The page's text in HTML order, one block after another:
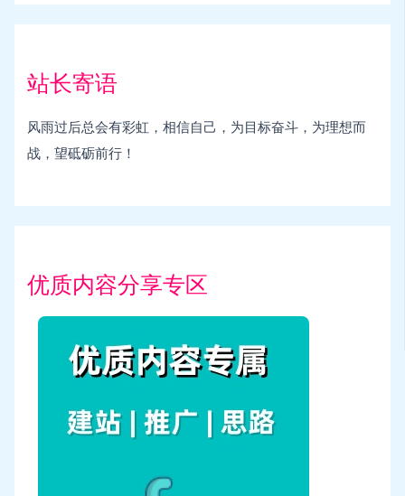
站长寄语
风雨过后总会有彩虹，相信自己，为目标奋斗，为理想而
战，望砥砺前行！
优质内容分享专区